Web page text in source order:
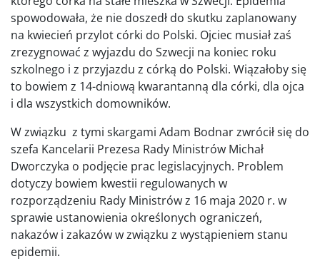
spowodowała, że nie doszedł do skutku zaplanowany
na kwiecień przylot córki do Polski. Ojciec musiał zaś
zrezygnować z wyjazdu do Szwecji na koniec roku
szkolnego i z przyjazdu z córką do Polski. Wiązałoby się
to bowiem z 14-dniową kwarantanną dla córki, dla ojca
i dla wszystkich domowników.
W związku z tymi skargami Adam Bodnar zwrócił się do
szefa Kancelarii Prezesa Rady Ministrów Michał
Dworczyka o podjęcie prac legislacyjnych. Problem
dotyczy bowiem kwestii regulowanych w
rozporządzeniu Rady Ministrów z 16 maja 2020 r. w
sprawie ustanowienia określonych ograniczeń,
nakazów i zakazów w związku z wystąpieniem stanu
epidemii.